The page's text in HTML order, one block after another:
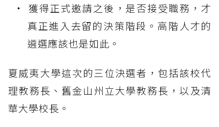
獲得正式邀請之後，是否接受職務，才
真正進入去留的決策階段。高階人才的
遴選應該也是如此。
夏威夷大學這次的三位決選者，包括該校代
理教務長、舊金山州立大學教務長，以及清
華大學校長。